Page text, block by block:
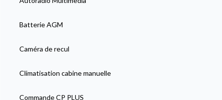
Batterie AGM
Caméra de recul
Climatisation cabine manuelle
Commande CP PLUS